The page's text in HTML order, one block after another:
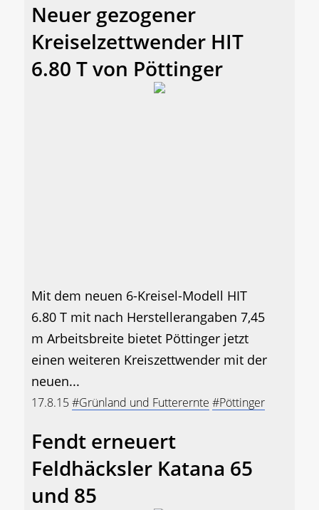
Neuer gezogener
Kreiselzettwender HIT
6.80 T von Pöttinger
Mit dem neuen 6-Kreisel-Modell HIT
6.80 T mit nach Herstellerangaben 7,45
m Arbeitsbreite bietet Pöttinger jetzt
einen weiteren Kreiszettwender mit der
neuen...
17.8.15#Grünland und Futterernte #Pöttinger
Fendt erneuert
Feldhäcksler Katana 65
und 85